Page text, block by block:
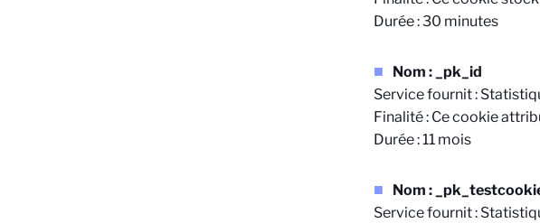
Durée : 30 minutes
Nom : _pk_id
Service fournit :
Finalité : Ce cookie
Durée : 11 mois
Nom :
Service fournit :